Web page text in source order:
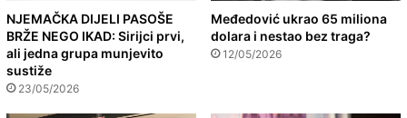
NJEMAČKA DIJELI PASOŠE
BRŽE NEGO IKAD: Sirijci prvi,
ali jedna grupa munjevito
sustiže
23/05/2026
Međedović ukrao 65 miliona
dolara i nestao bez traga?
12/05/2026